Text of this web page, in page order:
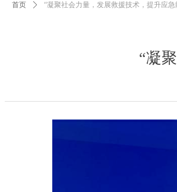
“凝
首页 ꄲ “凝聚社会力量，发展救援技术，提升应